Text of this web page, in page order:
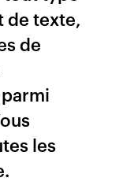
de texte,
de
les